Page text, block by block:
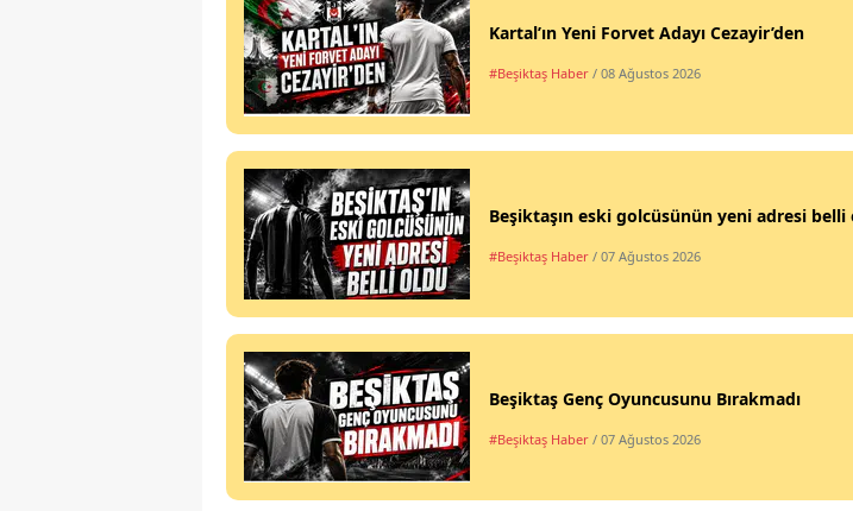
Kartal’ın Yeni Forvet Adayı Cezayir’den
#Beşiktaş Haber / 08 Ağustos 2026
Beşiktaşın eski golcüsünün yeni adresi belli
#Beşiktaş Haber / 07 Ağustos 2026
Beşiktaş Genç Oyuncusunu Bırakmadı
#Beşiktaş Haber / 07 Ağustos 2026